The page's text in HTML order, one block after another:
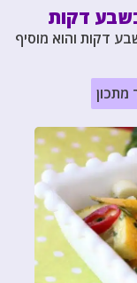
דקות
דקות והוא מוסיף
מתכון